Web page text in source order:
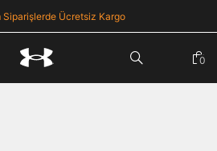
Siparişlerde Ücretsiz Kargo
0